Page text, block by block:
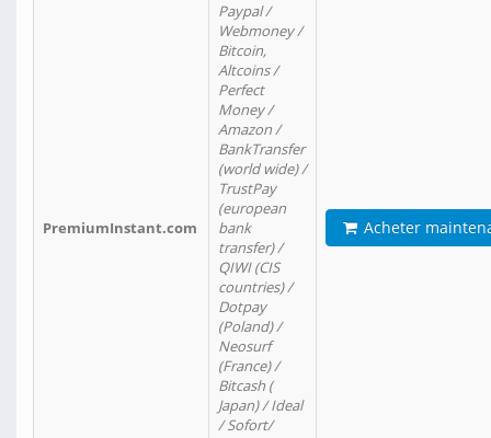
PremiumInstant.com
Paypal /
Webmoney /
Bitcoin,
Altcoins /
Perfect
Money /
Amazon /
BankTransfer
(world wide) /
TrustPay
(european
bank
transfer) /
QIWI (CIS
countries) /
Dotpay
(Poland) /
Neosurf
(France) /
Bitcash (
Japan) / Ideal
/ Sofort/
Acheter